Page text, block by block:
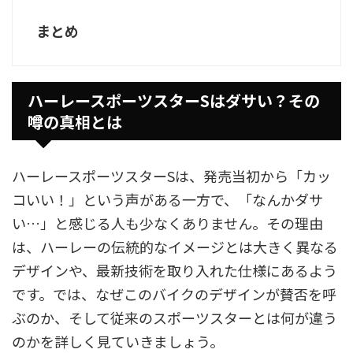
まとめ
ハーレースポーツスターSはダサい？その
噂の真相とは
ハーレースポーツスターSは、発売当初から「カッ
コいい！」という声がある一方で、「なんかダサ
い…」と感じる人も少なくありません。その理由
は、ハーレーの伝統的なイメージとは大きく異なる
デザインや、最新技術を取り入れた仕様にあるよう
です。では、なぜこのバイクのデザインが賛否を呼
ぶのか、そして従来のスポーツスターとは何が違う
のかを詳しく見ていきましょう。